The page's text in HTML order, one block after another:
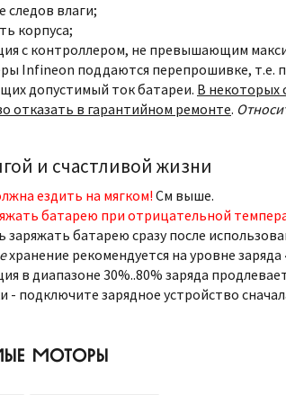
следов влаги;
корпуса;
с контроллером, не превышающим
Infineon поддаются перепрошивке, т.е.
допустимый ток батареи. В некоторых
отказать в гарантийном ремонте.
и счастливой жизни
ездить на мягком! См выше.
батарею при отрицательной
заряжать батарею сразу после
хранение рекомендуется на уровне заряда
в диапазоне 30%..80% заряда
- подключите зарядное устройство
МОТОРЫ